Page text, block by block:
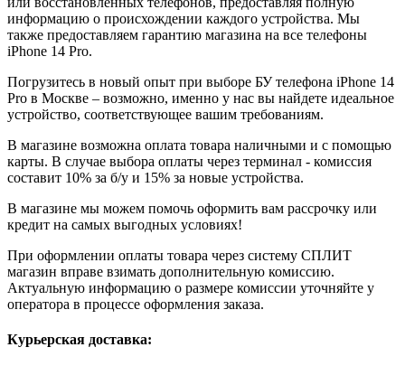
информацию о происхождении каждого устройства. Мы
также предоставляем гарантию магазина на все телефоны
iPhone 14 Pro.
Погрузитесь в новый опыт при выборе БУ телефона iPhone 14
Pro в Москве – возможно, именно у нас вы найдете идеальное
устройство, соответствующее вашим требованиям.
В магазине возможна оплата товара наличными и с помощью
карты. В случае выбора оплаты через терминал - комиссия
составит 10% за б/у и 15% за новые устройства.
В магазине мы можем помочь оформить вам рассрочку или
кредит на самых выгодных условиях!
При оформлении оплаты товара через систему СПЛИТ
магазин вправе взимать дополнительную комиссию.
Актуальную информацию о размере комиссии уточняйте у
оператора в процессе оформления заказа.
Курьерская доставка: